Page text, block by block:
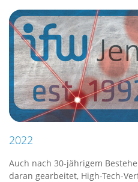
2022
Auch nach 30-jährigem
daran gearbeitet, High-Tech-